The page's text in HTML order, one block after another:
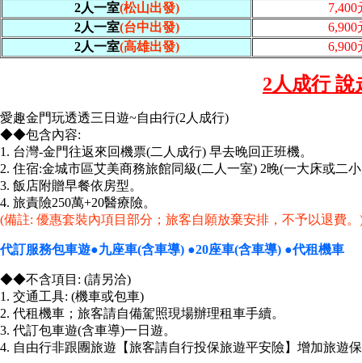
2人一室(松山出發)
7,400
2人一室(台中出發)
6,900
2人一室(高雄出發) 6,900
2人成行 說
愛趣金門玩透透三日遊~自由行(2人成行)
◆◆包含內容:
1. 台灣-金門往返來回機票(二人成行) 早去晚回正班機。
2. 住宿:金城市區艾美商務旅館同級(二人一室) 2晚(一大床或二
3. 飯店附贈早餐依房型。
4. 旅責險250萬+20醫療險。
(備註: 優惠套裝內項目部分；旅客自願放棄安排，不予以退費。
代訂服務包車遊●九座車(含車導) ●20座車(含車導) ●代租機車
◆◆不含項目: (請另洽)
1. 交通工具: (機車或包車)
2. 代租機車；旅客請自備駕照現場辦理租車手續。
3. 代訂包車遊(含車導)一日遊。
4. 自由行非跟團旅遊【旅客請自行投保旅遊平安險】增加旅遊